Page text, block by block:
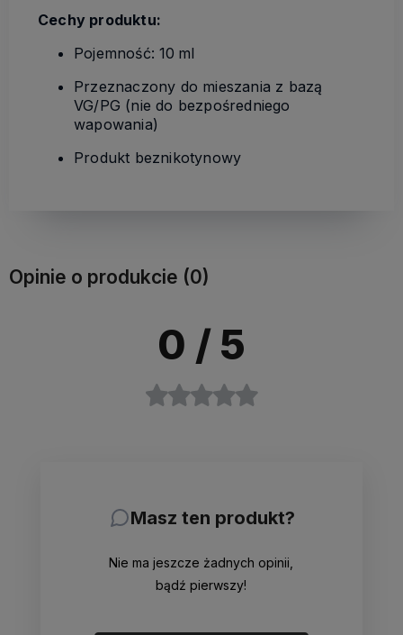
Cechy produktu:
Pojemność: 10 ml
Przeznaczony do mieszania z bazą
VG/PG (nie do bezpośredniego
wapowania)
Produkt beznikotynowy
Opinie o produkcie (0)
0 / 5
Masz ten produkt?
Nie ma jeszcze żadnych opinii,
bądź pierwszy!